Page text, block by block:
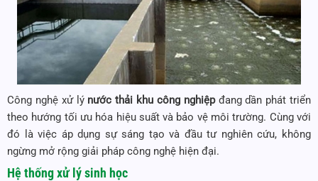
Công nghệ xử lý nước thải khu công nghiệpđang dần phát triển
theo hướng tối ưu hóa hiệu suất và bảo vệ môi trường. Cùng với
đó là việc áp dụng sự sáng tạo và đầu tư nghiên cứu, không
ngừng mở rộng giải pháp công nghệ hiện đại.
Hệ thống xử lý sinh học